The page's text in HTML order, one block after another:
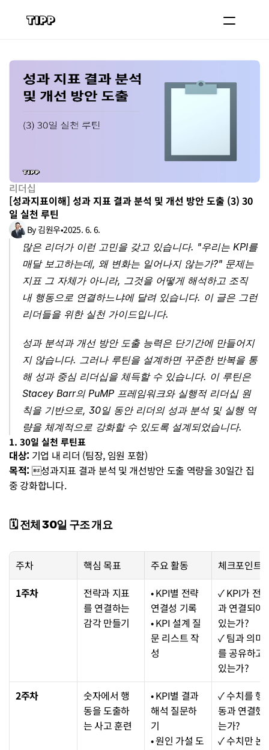
로그인
도입 문의
리더십
[성과지표이해] 성과 지표 결과 분석 및 개선 방안 도출 (3) 30
일 실천 루틴
By 김원우•2025. 6. 6.
많은 리더가 이런 고민을 갖고 있습니다. "우리는 KPI를
매달 보고하는데, 왜 변화는 일어나지 않는가?" 문제는
지표 그 자체가 아니라, 그것을 어떻게 해석하고 조직
내 행동으로 연결하느냐에 달려 있습니다. 이 글은 그런
리더들을 위한 실천 가이드입니다.
성과 분석과 개선 방안 도출 능력은 단기간에 만들어지
지 않습니다. 그러나 루틴을 설계하면 꾸준한 반복을 통
해 성과 중심 리더십을 체득할 수 있습니다. 이 루틴은
Stacey Barr의 PuMP 프레임워크와 실행적 리더십 원
칙을 기반으로, 30일 동안 리더의 성과 분석 및 실행 역
량을 체계적으로 강화할 수 있도록 설계되었습니다.
1. 30일 실천 루틴표
대상: 기업 내 리더 (팀장, 임원 포함)
목적: 성과지표 결과 분석 및 개선방안 도출 역량을 30일간 집
중 강화합니다.
🗓️ 전체 30일 구조 개요
주차 핵심 목표 주요 활동
체크포인트
1주차
전략과 지표
를 연결하는
감각 만들기
• KPI별 전략
연결성 기록
• KPI 설계 질
문 리스트 작
성
✓ KPI가 전
과 연결되어
있는가?
✓ 팀과 의미
를 공유하고
있는가?
2주차
숫자에서 행
동을 도출하
는 사고 훈련
• KPI별 결과
해석 질문하
기
• 원인 가설 도
✓ 수치를 행
동과 연결했
는가?
✓ 수치만 논